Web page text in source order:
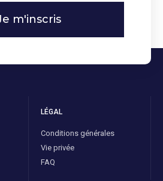
m'inscris
LÉGAL
Conditions générales
Vie privée
FAQ